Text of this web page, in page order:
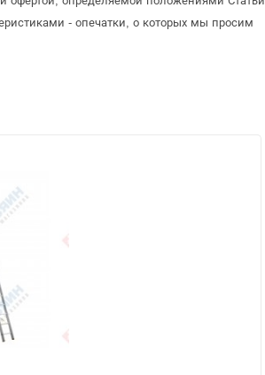
- опечатки, о которых мы просим